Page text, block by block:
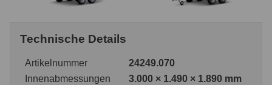
Technische Details
Artikelnummer
24249.070
Innenabmessungen
3.000 × 1.490 × 1.890 mm